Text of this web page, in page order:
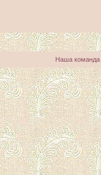
Наша команда